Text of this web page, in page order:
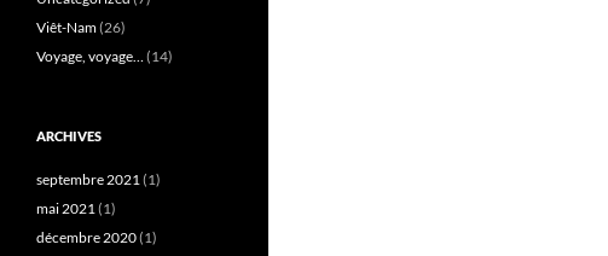
Viêt-Nam(26)
Voyage, voyage…(14)
ARCHIVES
septembre 2021(1)
mai 2021(1)
décembre 2020(1)